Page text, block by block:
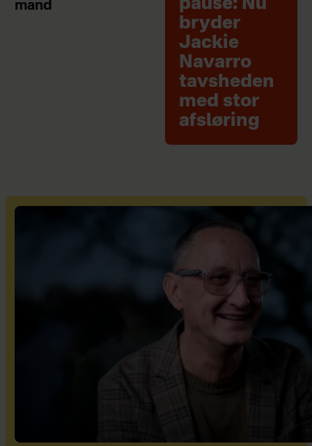
mand
pause: Nu
bryder
Jackie
Navarro
tavsheden
med stor
afsløring